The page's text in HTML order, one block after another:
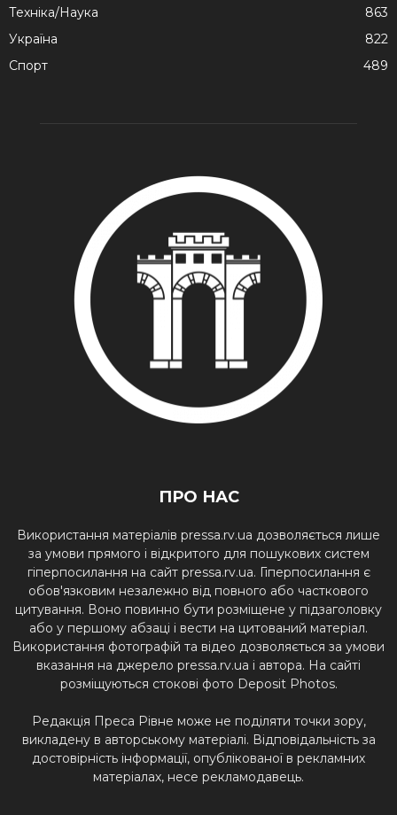
Техніка/Наука
863
Україна
822
Спорт
489
ПРО НАС
Використання матеріалів pressa.rv.ua дозволяється лише
за умови прямого і відкритого для пошукових систем
гіперпосилання на сайт pressa.rv.ua. Гіперпосилання є
обов'язковим незалежно від повного або часткового
цитування. Воно повинно бути розміщене у підзаголовку
або у першому абзаці і вести на цитований матеріал.
Використання фотографій та відео дозволяється за умови
вказання на джерело pressa.rv.ua і автора. На сайті
розміщуються стокові фото Deposit Photos.
Редакція Преса Рівне може не поділяти точки зору,
викладену в авторському матеріалі. Відповідальність за
достовірність інформації, опублікованої в рекламних
матеріалах, несе рекламодавець.